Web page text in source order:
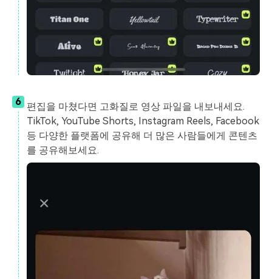
6 편집을 마쳤다면 고화질로 영상 파일을 내보내세요.
TikTok, YouTube Shorts, Instagram Reels, Facebook
등 다양한 플랫폼에 공유해 더 많은 사람들에게 콘텐츠
를 공유해보세요.